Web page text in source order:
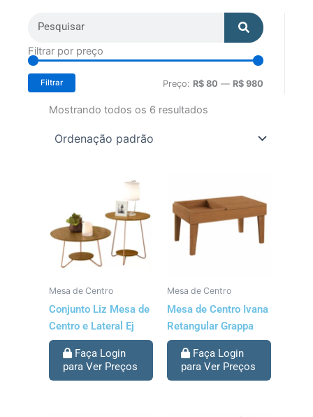
Search
Filtrar por preço
mínimo
máximo
Filtrar Preço: R$ 80 — R$ 980
Mostrando todos os 6 resultados
Mesa de Centro
Conjunto Liz Mesa de
Centro e Lateral Ej
Faça Login
para Ver Preços
Mesa de Centro
Mesa de Centro Ivana
Retangular Grappa
Faça Login
para Ver Preços